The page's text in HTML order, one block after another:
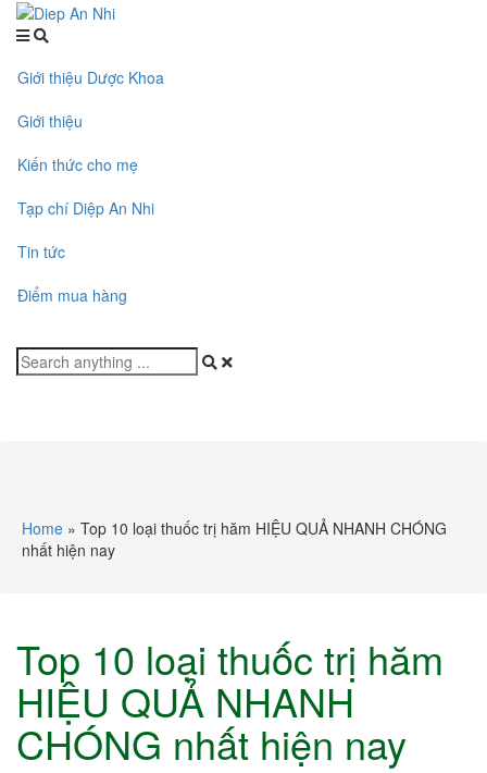
Giới thiệu Dược Khoa
Giới thiệu
Kiến thức cho mẹ
Tạp chí Diệp An Nhi
Tin tức
Điểm mua hàng
Home » Top 10 loại thuốc trị hăm HIỆU QUẢ NHANH CHÓNG
nhất hiện nay
Top 10 loại thuốc trị hăm
HIỆU QUẢ NHANH
CHÓNG nhất hiện nay